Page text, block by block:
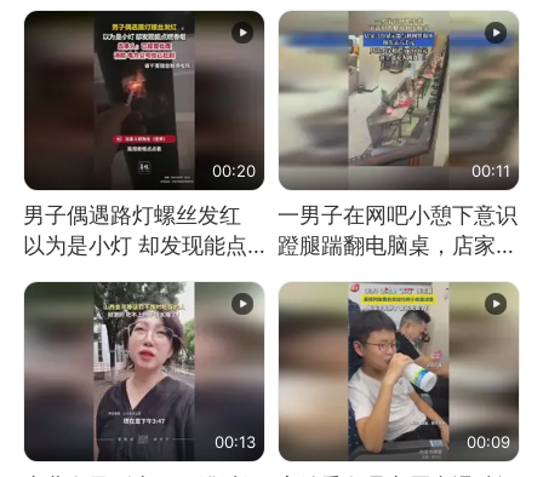
消息）
00:20
男子偶遇路灯螺丝发红
以为是小灯 却发现能点
处理
00:11
一男子在网吧小憩下意识
蹬腿踹翻电脑桌，店家3
00:13 00:09